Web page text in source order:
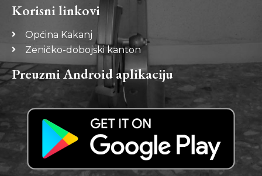
Korisni linkovi
Općina Kakanj
Zeničko-dobojski kanton
Preuzmi Android aplikaciju